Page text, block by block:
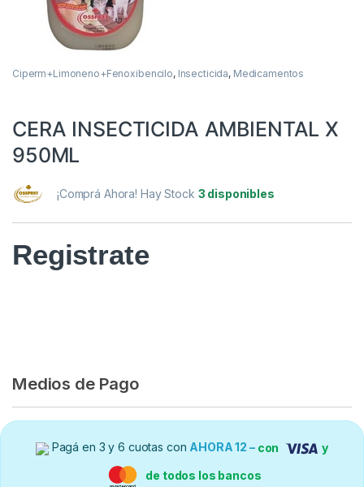
Ciperm+Limoneno+Fenoxibencilo, Insecticida, Medicamentos
CERA INSECTICIDA AMBIENTAL X
950ML
¡Comprá Ahora! Hay Stock 3 disponibles
Registrate
Medios de Pago
Pagá en 3 y 6 cuotas con AHORA 12 – con y
de todos los bancos